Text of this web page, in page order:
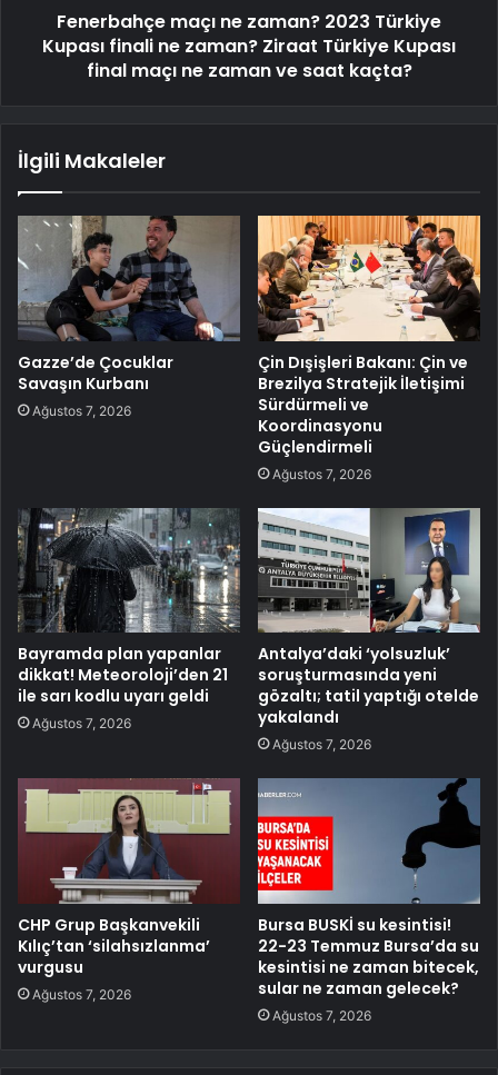
Fenerbahçe maçı ne zaman? 2023 Türkiye
Kupası finali ne zaman? Ziraat Türkiye Kupası
final maçı ne zaman ve saat kaçta?
İlgili Makaleler
Gazze’de Çocuklar
Savaşın Kurbanı
Ağustos 7, 2026
Çin Dışişleri Bakanı: Çin ve
Brezilya Stratejik İletişimi
Sürdürmeli ve
Koordinasyonu
Güçlendirmeli
Ağustos 7, 2026
Bayramda plan yapanlar
dikkat! Meteoroloji’den 21
ile sarı kodlu uyarı geldi
Ağustos 7, 2026
Antalya’daki ‘yolsuzluk’
soruşturmasında yeni
gözaltı; tatil yaptığı otelde
yakalandı
Ağustos 7, 2026
CHP Grup Başkanvekili
Kılıç’tan ‘silahsızlanma’
vurgusu
Ağustos 7, 2026
Bursa BUSKİ su kesintisi!
22-23 Temmuz Bursa’da su
kesintisi ne zaman bitecek,
sular ne zaman gelecek?
Ağustos 7, 2026